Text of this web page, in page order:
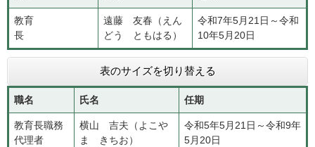
教育
長
遠藤 友春（えん
どう ともはる）
令和7年5月21日～令和
10年5月20日
表のサイズを切り替える
職名 氏名 任期
教育長職務
代理者
横山 吉夫（よこや
ま きちお）
令和5年5月21日～令和9年
5月20日